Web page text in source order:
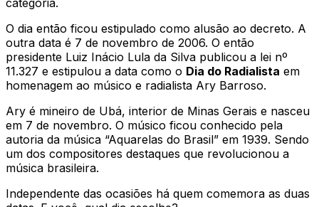
categoria.
O dia então ficou estipulado como alusão ao decreto. A
outra data é 7 de novembro de 2006. O então
presidente Luiz Inácio Lula da Silva publicou a lei nº
11.327 e estipulou a data como o Dia do Radialista em
homenagem ao músico e radialista Ary Barroso.
Ary é mineiro de Ubá, interior de Minas Gerais e nasceu
em 7 de novembro. O músico ficou conhecido pela
autoria da música “Aquarelas do Brasil” em 1939. Sendo
um dos compositores destaques que revolucionou a
música brasileira.
Independente das ocasiões há quem comemora as duas